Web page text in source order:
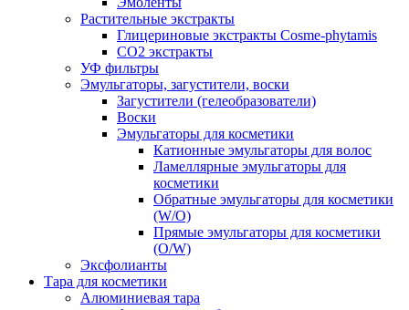
Растительные экстракты
Глицериновые экстракты Cosme-phytamis
СО2 экстракты
УФ фильтры
Эмульгаторы, загустители, воски
Загустители (гелеобразователи)
Воски
Эмульгаторы для косметики
Катионные эмульгаторы для волос
Ламеллярные эмульгаторы для
косметики
Обратные эмульгаторы для косметики
(W/O)
Прямые эмульгаторы для косметики
(O/W)
Эксфолианты
Тара для косметики
Алюминиевая тара